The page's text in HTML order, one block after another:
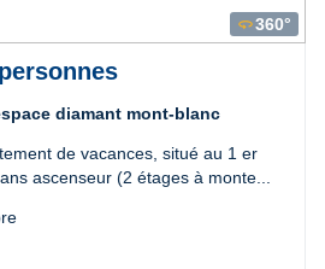
360360°
diamant mont-blanc
de vacances, situé au 1 er
ascenseur (2 étages à monte...